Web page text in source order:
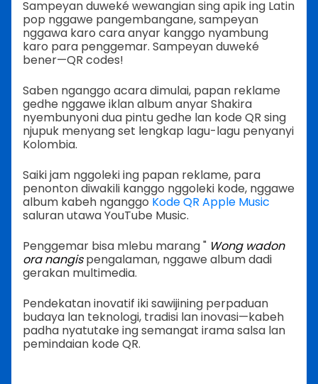
Sampeyan duweké wewangian sing apik ing Latin
pop nggawe pangembangane, sampeyan
nggawa karo cara anyar kanggo nyambung
karo para penggemar. Sampeyan duweké
bener—QR codes!
Saben nganggo acara dimulai, papan reklame
gedhe nggawe iklan album anyar Shakira
nyembunyoni dua pintu gedhe lan kode QR sing
njupuk menyang set lengkap lagu-lagu penyanyi
Kolombia.
Saiki jam nggoleki ing papan reklame, para
penonton diwakili kanggo nggoleki kode, nggawe
album kabeh nganggo Kode QR Apple Music
saluran utawa YouTube Music.
Penggemar bisa mlebu marang " Wong wadon
ora nangispengalaman, nggawe album dadi
gerakan multimedia.
Pendekatan inovatif iki sawijining perpaduan
budaya lan teknologi, tradisi lan inovasi—kabeh
padha nyatutake ing semangat irama salsa lan
pemindaian kode QR.